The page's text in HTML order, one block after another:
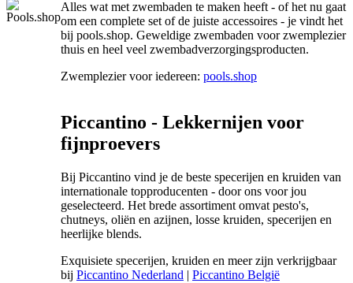
Alles wat met zwembaden te maken heeft - of het nu gaat
om een complete set of de juiste accessoires - je vindt het
bij pools.shop. Geweldige zwembaden voor zwemplezier
thuis en heel veel zwembadverzorgingsproducten.
Zwemplezier voor iedereen: pools.shop
Piccantino - Lekkernijen voor
fijnproevers
Bij Piccantino vind je de beste specerijen en kruiden van
internationale topproducenten - door ons voor jou
geselecteerd. Het brede assortiment omvat pesto's,
chutneys, oliën en azijnen, losse kruiden, specerijen en
heerlijke blends.
Exquisiete specerijen, kruiden en meer zijn verkrijgbaar
bij Piccantino Nederland | Piccantino België